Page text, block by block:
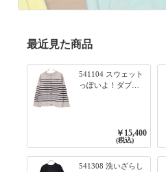
最近見た商品
541104 スウェット
っぽいよ！ダブル
プルオーバー 101オ
フベージュ×ネイビ
￥15,400
(税込)
541308 洗いざらし